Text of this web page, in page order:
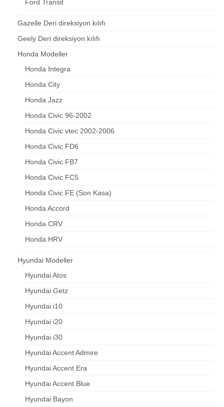
Ford Transit
Gazelle Deri direksiyon kılıfı
Geely Deri direksiyon kılıfı
Honda Modeller
Honda Integra
Honda City
Honda Jazz
Honda Civic 96-2002
Honda Civic vtec 2002-2006
Honda Civic FD6
Honda Civic FB7
Honda Civic FC5
Honda Civic FE (Son Kasa)
Honda Accord
Honda CRV
Honda HRV
Hyundai Modeller
Hyundai Atos
Hyundai Getz
Hyundai i10
Hyundai i20
Hyundai i30
Hyundai Accent Admire
Hyundai Accent Era
Hyundai Accent Blue
Hyundai Bayon